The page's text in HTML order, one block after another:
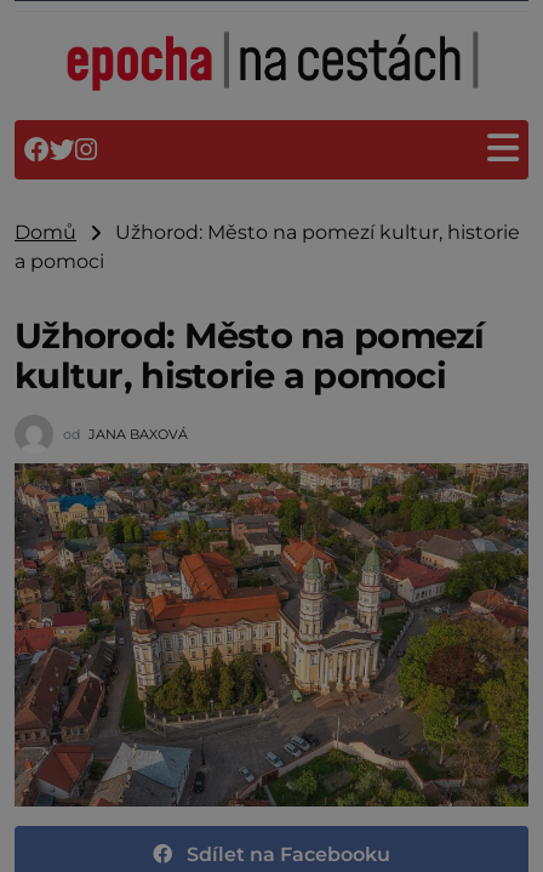
Domů
Užhorod: Město na pomezí kultur, historie
a pomoci
Užhorod: Město na pomezí
kultur, historie a pomoci
od JANA BAXOVÁ
Sdílet na Facebooku